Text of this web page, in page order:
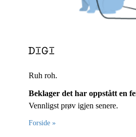
Ruh roh.
Beklager det har oppstått en
Vennligst prøv igjen senere.
Forside »